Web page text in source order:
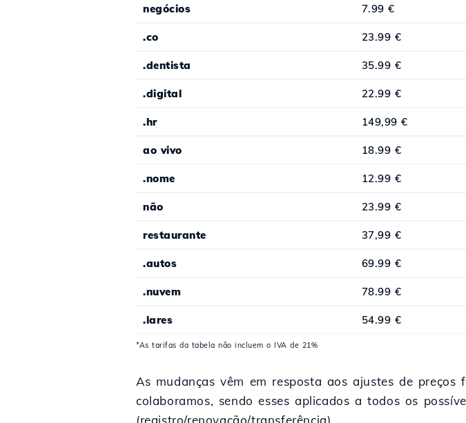
negócios 7.99 €
.co 23.99 €
.dentista 35.99 €
.digital 22.99 €
.hr 149,99 €
ao vivo 18.99 €
.nome 12.99 €
não 23.99 €
restaurante 37,99 €
.autos 69.99 €
.nuvem 78.99 €
.lares 54.99 €
*As tarifas da tabela não incluem o IVA de 21%
As mudanças vêm em resposta aos ajustes de
colaboramos, sendo esses aplicados a todos os
(registro/renovação/transferência).